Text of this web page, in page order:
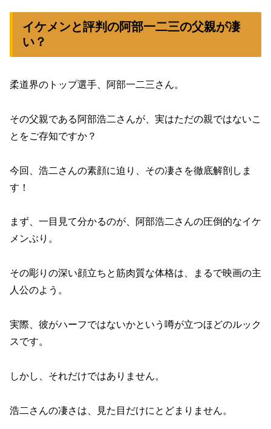
イケメンと評判の阿部一二三の父親が凄
い？
柔道界のトップ選手、阿部一二三さん。
その父親である阿部浩二さんが、実はただの親ではないこ
とをご存知ですか？
今回、浩二さんの素顔に迫り、その凄さを徹底解剖しま
す！
まず、一目見て分かるのが、阿部浩二さんの圧倒的なイケ
メンぶり。
その彫りの深い顔立ちと筋肉質な体格は、まるで映画の主
人公のよう。
実際、彼がハーフではないかという噂が立つほどのルック
スです。
しかし、それだけではありません。
浩二さんの凄さは、見た目だけにとどまりません。